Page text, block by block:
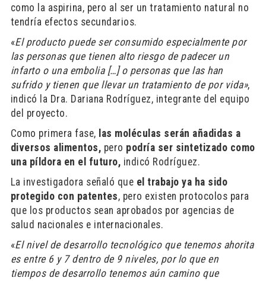
como la aspirina, pero al ser un tratamiento natural no
tendría efectos secundarios.
«El producto puede ser consumido especialmente por
las personas que tienen alto riesgo de padecer un
infarto o una embolia […] o personas que las han
sufrido y tienen que llevar un tratamiento de por vida»,
indicó la Dra. Dariana Rodríguez, integrante del equipo
del proyecto.
Como primera fase, las moléculas serán añadidas a
diversos alimentos, pero podría ser sintetizado como
una píldora en el futuro, indicó Rodríguez.
La investigadora señaló que el trabajo ya ha sido
protegido con patentes, pero existen protocolos para
que los productos sean aprobados por agencias de
salud nacionales e internacionales.
«El nivel de desarrollo tecnológico que tenemos ahorita
es entre 6 y 7 dentro de 9 niveles, por lo que en
tiempos de desarrollo tenemos aún camino que